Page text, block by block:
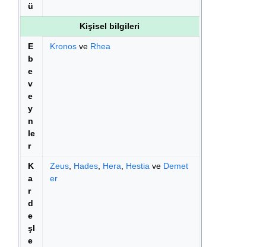
ü
Kişisel bilgileri
E
b
e
v
e
y
n
le
r
Kronosve Rhea
K
a
r
d
e
şl
e
Zeus, Hades, Hera Hestia ve Demet
er